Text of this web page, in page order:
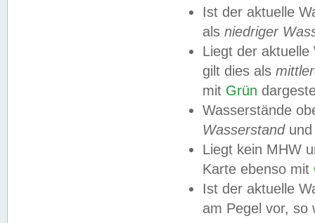
Ist der aktuelle
als niedriger
Liegt der
gilt dies als
mit Grün
Wasserstände
Wasserstandund
Liegt kein MHW
Karte ebenso mit
Ist der aktuelle
am Pegel vor,